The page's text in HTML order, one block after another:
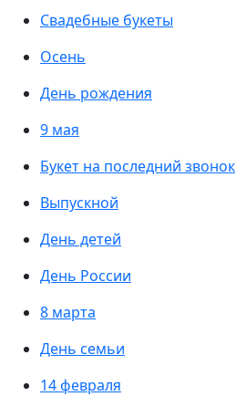
Свадебные букеты
Осень
День рождения
9 мая
Букет на последний звонок
Выпускной
День детей
День России
8 марта
День семьи
14 февраля